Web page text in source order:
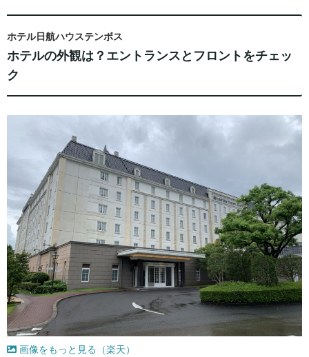
ホテル日航ハウステンボス
ホテルの外観は？エントランスとフロントをチェッ
ク
画像をもっと見る（楽天）